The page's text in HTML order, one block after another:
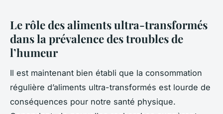
Le rôle des aliments ultra-transformés
dans la prévalence des troubles de
l’humeur
Il est maintenant bien établi que la consommation
régulière d’aliments ultra-transformés est lourde de
conséquences pour notre santé physique.